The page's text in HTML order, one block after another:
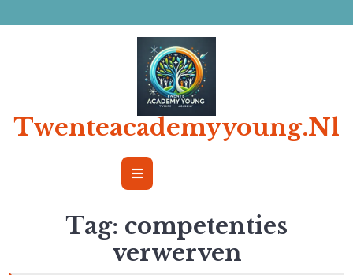
naar
Twenteacademyyoung.nl
Open
Tag: competenties
verwerven